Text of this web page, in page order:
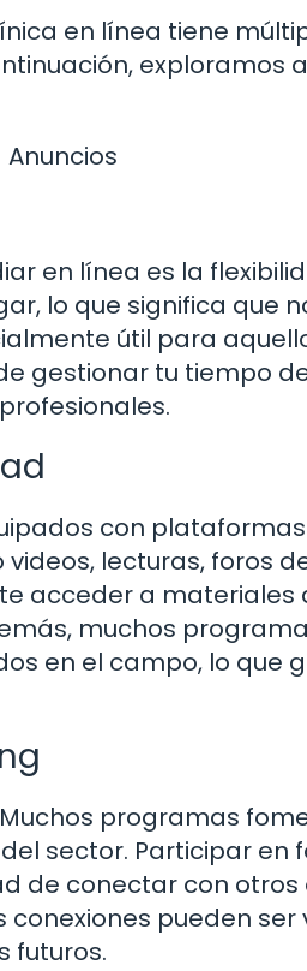
en línea tiene
exploramos
Anuncios
en línea es la
lo que significa que
útil para
gestionar tu tiempo
con
lecturas, foros
acceder a
muchos
en el campo, lo que
programas
sector. Participar en
de conectar con
pueden
futuros.